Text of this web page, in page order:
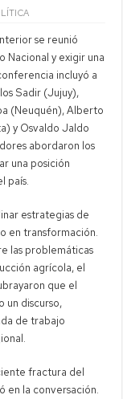
se reunió
Nacional y exigir una
incluyó a
Sadir (Jujuy),
(Neuquén), Alberto
y Osvaldo Jaldo
abordaron los
una posición
país.
estrategias de
en transformación.
las problemáticas
agrícola, el
que el
un discurso,
de trabajo
fractura del
en la conversación.